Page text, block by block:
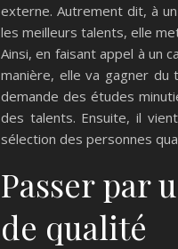
externe. Autrement dit, à un
les meilleurs talents, elle
Ainsi, en faisant appel à un
manière, elle va gagner du
demande des études
des talents. Ensuite, il
sélection des personnes
Passer par
de qualité